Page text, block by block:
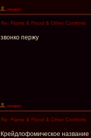
Re: Flame & Flood & Other Comforts
звонко пержу
Re: Flame & Flood & Other Comforts
Крейдлофомическое